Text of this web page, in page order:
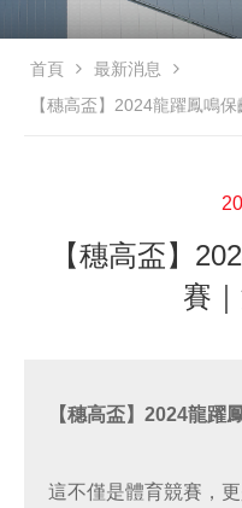
首頁
最新消息
【穗高盃】2024龍躍鳳鳴
【穗高盃】
賽
【穗高盃】2024龍躍
這不僅是體育競賽，